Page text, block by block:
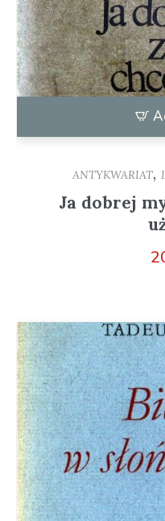
ANTYKWARIAT,
Ja dobrej